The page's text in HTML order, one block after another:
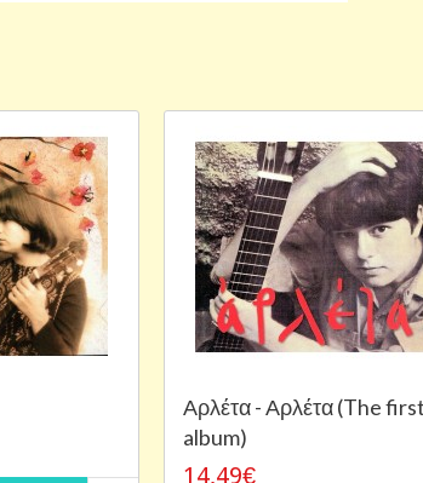
Αρλέτα - Αρλέτα (The first
album)
14,49€